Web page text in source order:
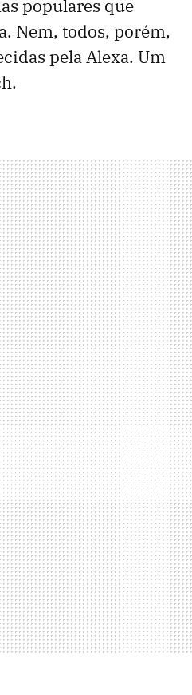
populares que
Nem, todos, porém,
pela Alexa. Um